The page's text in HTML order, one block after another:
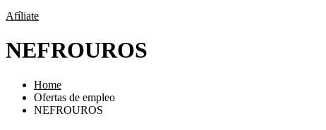
Afíliate
NEFROUROS
Home
Ofertas de empleo
NEFROUROS